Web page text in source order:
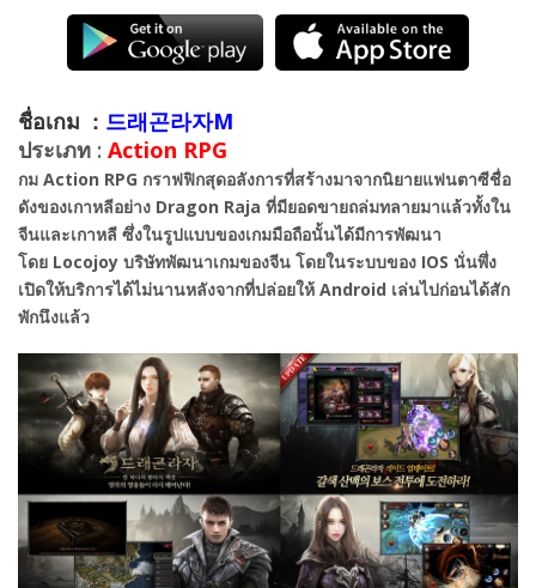
ชื่อเกม : 드래곤라자M
ประเภท : Action RPG
กม Action RPG กราฟฟิกสุดอลังการที่สร้างมาจากนิยายแฟนตาซีชื่อ
ดังของเกาหลีอย่าง Dragon Raja ที่มียอดขายถล่มทลายมาแล้วทั้งใน
จีนและเกาหลี ซึ่งในรูปแบบของเกมมือถือนั้นได้มีการพัฒนา
โดย Locojoy บริษัทพัฒนาเกมของจีน โดยในระบบของ IOS นั่นพึ่ง
เปิดให้บริการได้ไม่นานหลังจากที่ปล่อยให้ Android เล่นไปก่อนได้สัก
พักนึงแล้ว